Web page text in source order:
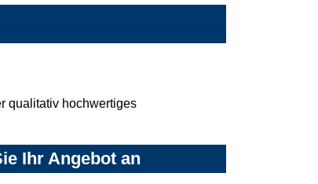
qualitativ hochwertiges
Ihr Angebot an